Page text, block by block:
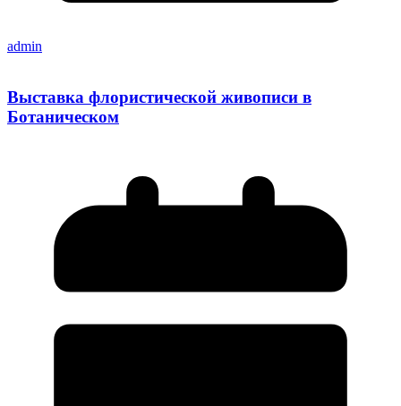
admin
Выставка флористической живописи в
Ботаническом